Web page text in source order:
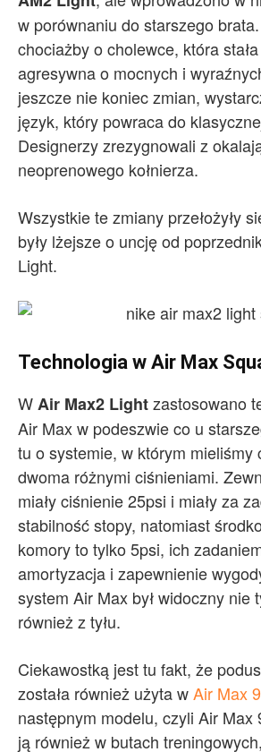
w porównaniu do starszego
chociażby o cholewce, która
agresywna o mocnych i
jeszcze nie koniec zmian,
język, który powraca do
Designerzy zrezygnowali z
neoprenowego kołnierza.
Wszystkie te zmiany przełożyły
były lżejsze o uncję od
Light.
Technologia w Air Max
WAir Max2 Lightzastosowano
Air Max w podeszwie co u
tu o systemie, w którym mieliśmy
dwoma różnymi ciśnieniami.
miały ciśnienie 25psi i miały za
stabilność stopy, natomiast
komory to tylko 5psi, ich
amortyzacja i zapewnienie
system Air Max był widoczny nie
również z tyłu.
Ciekawostką jest tu fakt, że
została również użyta wAir Max
następnym modelu, czyli Air Max
ją również w butach